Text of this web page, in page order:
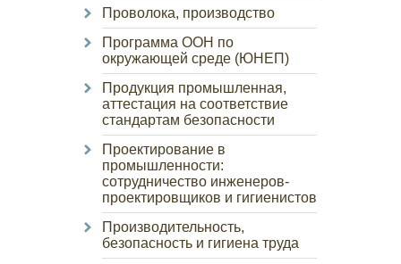
Проволока, производство
Программа ООН по
окружающей среде (ЮНЕП)
Продукция промышленная,
аттестация на соответствие
стандартам безопасности
Проектирование в
промышленности:
сотрудничество инженеров-
проектировщиков и гигиенистов
Производительность,
безопасность и гигиена труда